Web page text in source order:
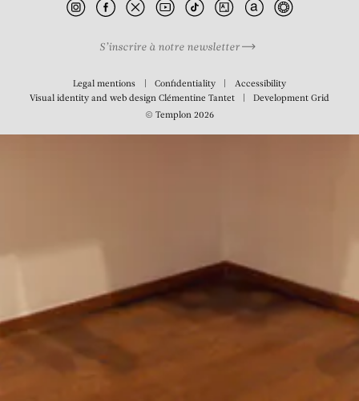
S’inscrire à notre newsletter
Legal mentions Confidentiality
Accessibility
Visual identity and web design Clémentine Tantet DevelopmentGrid
© Templon 2026